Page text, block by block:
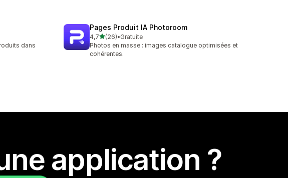
dans
Pages Produit IA Photoroom
4,7étoile(s) sur 5
(26)
26 avis au total
•Gratuite
Photos en masse : images catalogue optimisées et
cohérentes.
application ?